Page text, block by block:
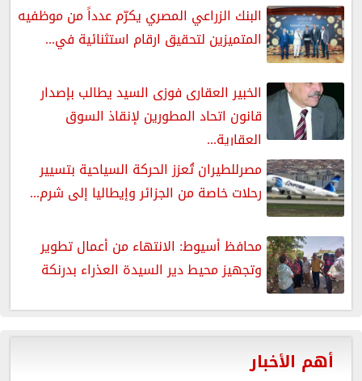
البنك الزراعي المصري يكرّم عدداً من موظفيه
المتميزين لتحقيق ارقام استثنائية في...
الخبير العقارى فوزى السيد يطالب بإصدار
قانون اتحاد المطورين لإنقاذ السوق
العقارية...
مصرللطيران تُعزز الحركة السياحية بتسيير
رحلات خاصة من الجزائر وإيطاليا إلى شرم...
محافظ أسيوط: الانتهاء من أعمال تطوير
وتجهيز محيط دير السيدة العذراء بدرنكة
أهم الأخبار